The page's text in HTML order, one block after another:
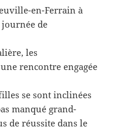
en-Ferrain à
journée de
les
rencontre engagée
se sont inclinées
manqué grand-
de réussite dans le